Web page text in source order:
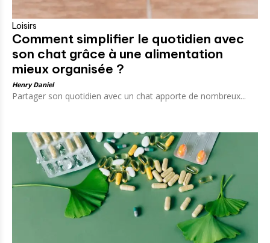
Loisirs
Comment simplifier le quotidien avec
son chat grâce à une alimentation
mieux organisée ?
Henry Daniel
Partager son quotidien avec un chat apporte de nombreux...